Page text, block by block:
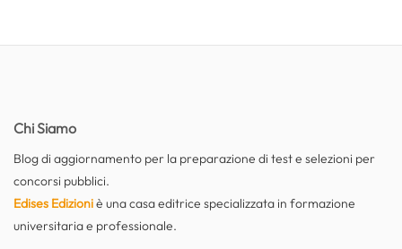
Chi Siamo
Blog di aggiornamento per la preparazione di test e selezioni per
concorsi pubblici.
Edises Edizioniè una casa editrice specializzata in formazione
universitaria e professionale.